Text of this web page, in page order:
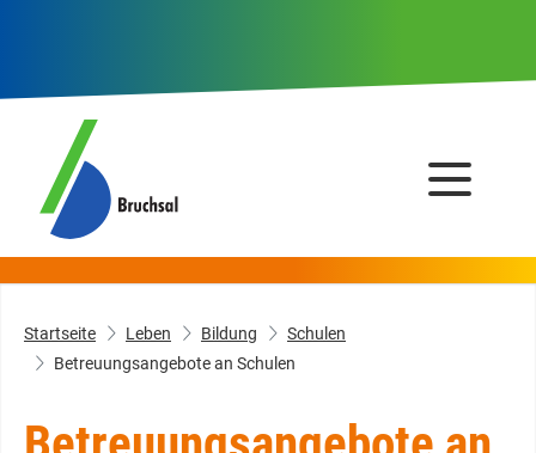
Startseite Leben Bildung
Schulen
Betreuungsangebote an Schulen